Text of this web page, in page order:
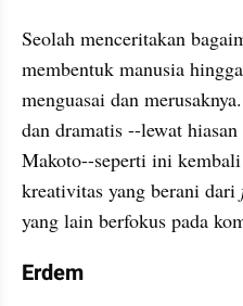
Seolah menceritakan
membentuk manusia
menguasai dan
dan dramatis --lewat hiasan
Makoto--seperti ini
kreativitas yang berani dari
yang lain berfokus pada
Erdem